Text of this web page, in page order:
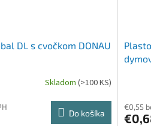
DL s cvočkom DONAU
Skladom (>100 KS)
Do košíka
€0,55